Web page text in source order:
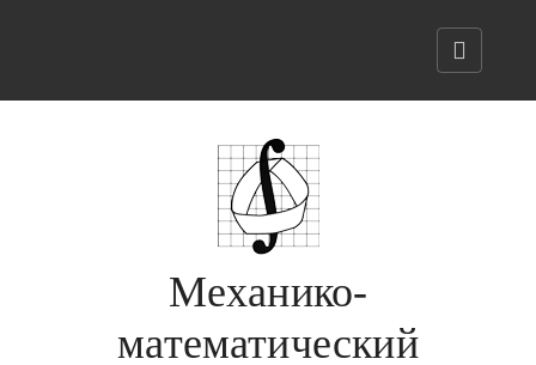
Механико-
математический